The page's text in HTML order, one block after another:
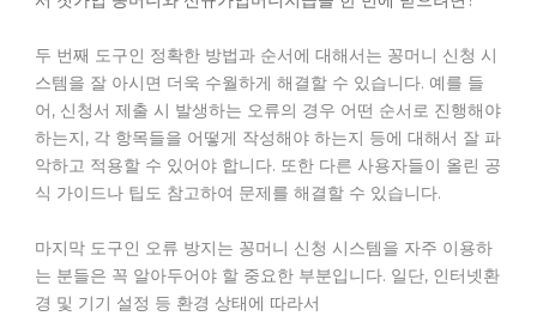
두 번째 도구인 정확한 방법과 순서에 대해서는 꽁머니 신청 시
스템을 잘 아시면 더욱 수월하게 해결할 수 있습니다. 예를 들
어, 신청서 제출 시 발생하는 오류의 경우 어떤 순서로 진행해야
하는지, 각 항목들을 어떻게 작성해야 하는지 등에 대해서 잘 파
악하고 적용할 수 있어야 합니다. 또한 다른 사용자들이 올린 공
식 가이드나 팁도 참고하여 문제를 해결할 수 있습니다.
마지막 도구인 오류 방지는 꽁머니 신청 시스템을 자주 이용하
는 분들은 꼭 알아두어야 할 중요한 부분입니다. 일단, 인터넷환
경 및 기기 설정 등 환경 상태에 따라서